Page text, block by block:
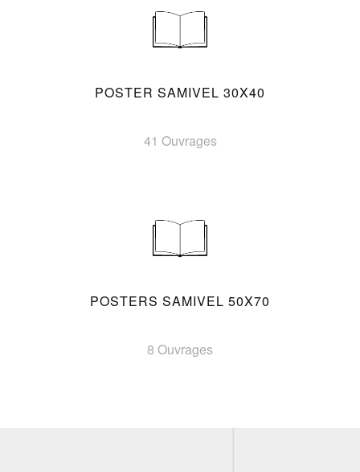
POSTER SAMIVEL 30X40
41 Ouvrages
POSTERS SAMIVEL 50X70
8 Ouvrages